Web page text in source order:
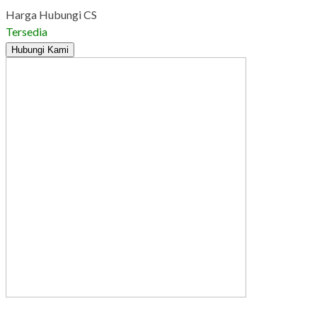
Harga Hubungi CS
Tersedia
Hubungi Kami